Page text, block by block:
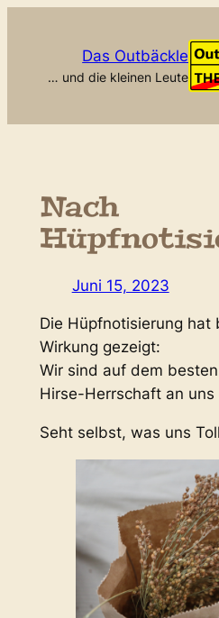
Das Outbäckle
… und die kleinen Leute
Nach
Juni 15, 2023
Die Hüpfnotisierung hat
Wirkung gezeigt:
Wir sind auf dem
Hirse-Herrschaft an uns
Seht selbst, was uns